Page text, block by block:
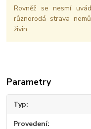
Rovněž se nesmí
různorodá strava
živin.
Parametry
Typ
Provedení